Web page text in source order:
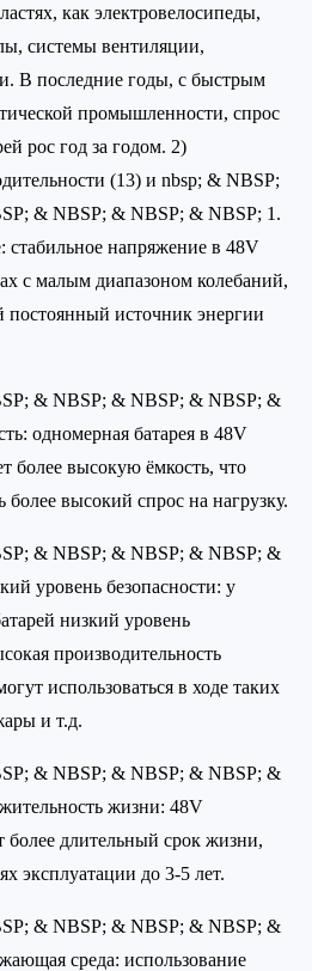
как электровелосипеды,
системы вентиляции,
В последние годы, с быстрым
промышленности, спрос
рос год за годом. 2)
(13) и nbsp; & NBSP;
& NBSP; & NBSP; & NBSP; 1.
стабильное напряжение в 48V
с малым диапазоном колебаний,
постоянный источник энергии
& NBSP; & NBSP; & NBSP; &
одномерная батарея в 48V
более высокую ёмкость, что
более высокий спрос на нагрузку.
& NBSP; & NBSP; & NBSP; &
уровень безопасности: у
низкий уровень
производительность
использоваться в ходе таких
и т.д.
& NBSP; & NBSP; & NBSP; &
жизни: 48V
более длительный срок жизни,
эксплуатации до 3-5 лет.
& NBSP; & NBSP; & NBSP; &
среда: использование